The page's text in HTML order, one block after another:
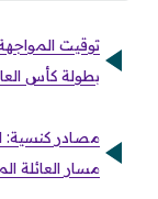
توقيت
بطولة كأس
مصادر كنسية:
مسار العائلة